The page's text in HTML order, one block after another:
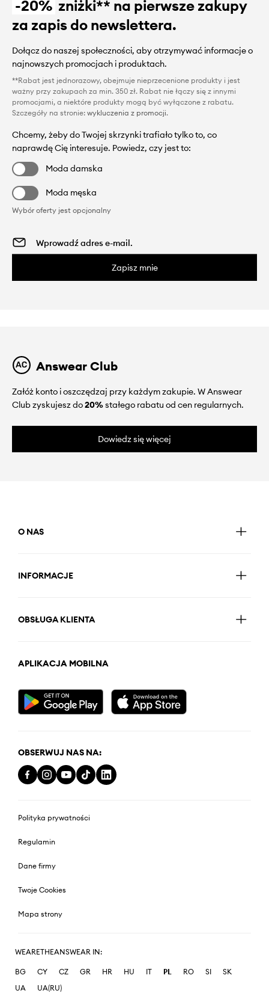
-20% zniżki** na pierwsze zakupy
za zapis do newslettera.
Dołącz do naszej społeczności, aby otrzymywać informacje o
najnowszych promocjach i produktach.
**Rabat jest jednorazowy, obejmuje nieprzecenione produkty i jest
ważny przy zakupach za min. 350 zł. Rabat nie łączy się z innymi
promocjami, a niektóre produkty mogą być wyłączone z rabatu.
Szczegóły na stronie: wykluczenia z promocji.
Chcemy, żeby do Twojej skrzynki trafiało tylko to, co
naprawdę Cię interesuje. Powiedz, czy jest to:
Moda damska
Moda męska
Wybór oferty jest opcjonalny
Zapisz mnie
Answear Club
Załóż konto i oszczędzaj przy każdym zakupie. W Answear
Club zyskujesz do20%stałego rabatu od cen regularnych.
Dowiedz się więcej
O NAS
INFORMACJE
OBSŁUGA KLIENTA
APLIKACJA MOBILNA
OBSERWUJ NAS NA:
Polityka prywatności
Regulamin
Dane firmy
Twoje Cookies
Mapa strony
WEARETHEANSWEAR IN:
BG CY CZ GR HR HU IT PL RO SI
SK
UA
UA(RU)